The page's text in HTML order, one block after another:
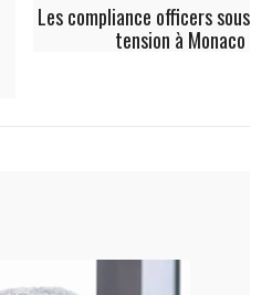
Les compliance officers sous
tension à Monaco